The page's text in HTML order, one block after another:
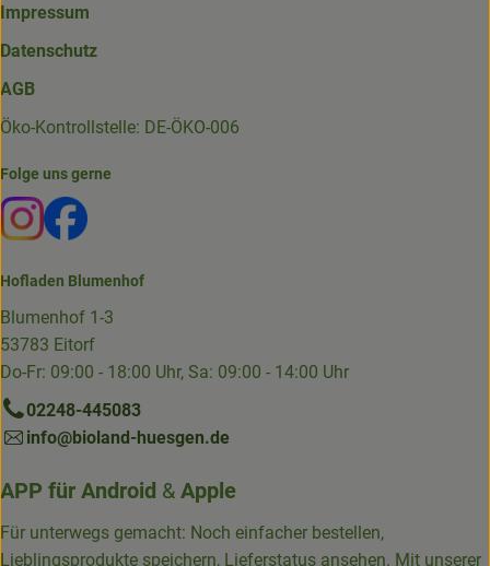
Impressum
Datenschutz
AGB
Öko-Kontrollstelle: DE-ÖKO-006
Folge uns gerne
Externer Link zu https://www.instagram.com/die.hofkiste/
Externer Link zu https://www.facebook.com/p/Die-
Hofladen Blumenhof
Blumenhof 1-3
53783 Eitorf
Do-Fr: 09:00 - 18:00 Uhr, Sa: 09:00 - 14:00 Uhr
02248-445083
info@bioland-huesgen.de
APP für Android & Apple
Für unterwegs gemacht: Noch einfacher bestellen,
Lieblingsprodukte speichern, Lieferstatus ansehen. Mit unserer